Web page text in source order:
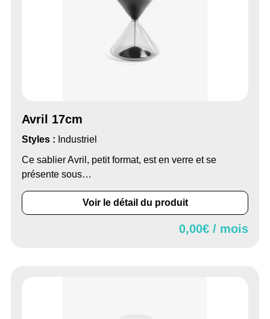
Avril 17cm
Styles : Industriel
Ce sablier Avril, petit format, est en verre et se
présente sous…
0,00€ / mois
Voir le détail du produit